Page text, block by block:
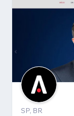
SP, BR